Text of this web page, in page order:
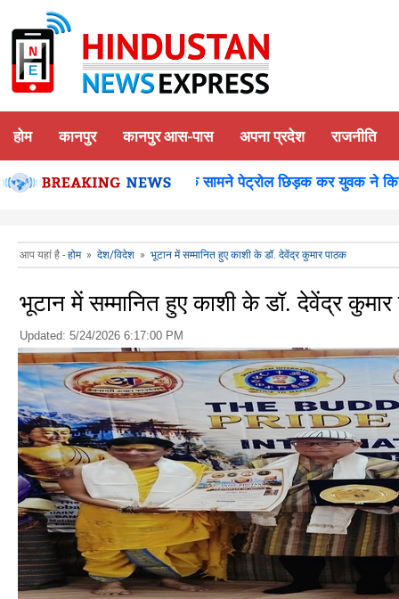
होम कानपुर कानपुर आस-पास अपना प्रदेश राजनीति
समाधान दिवस में डीएम के सामने पेट्रोल छिड़क कर युवक ने किया
आप यहां है - होम» देश/विदेश » भूटान में सम्मानित हुए काशी के डॉ. देवेंद्र कुमार पाठक
भूटान में सम्मानित हुए काशी के डॉ. देवेंद्र कुमार
Updated: 5/24/2026 6:17:00 PM